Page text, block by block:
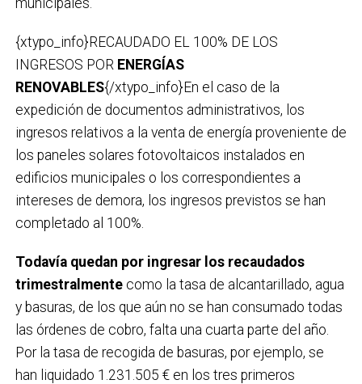
{xtypo_info}RECAUDADO EL 100% DE LOS
INGRESOS POR ENERGÍAS
RENOVABLES{/xtypo_info}En el caso de la
expedición de documentos administrativos, los
ingresos relativos a la venta de energía proveniente de
los paneles solares fotovoltaicos instalados en
edificios municipales o los correspondientes a
intereses de demora, los ingresos previstos se han
completado al 100%.
Todavía quedan por ingresar los recaudados
trimestralmentecomo la tasa de alcantarillado, agua
y basuras, de los que aún no se han consumado todas
las órdenes de cobro, falta una cuarta parte del año.
Por la tasa de recogida de basuras, por ejemplo, se
han liquidado 1.231.505 € en los tres primeros